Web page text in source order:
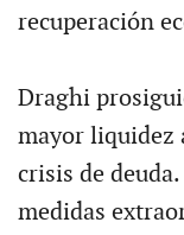
recuperación
Draghi
mayor liquidez
crisis de
medidas